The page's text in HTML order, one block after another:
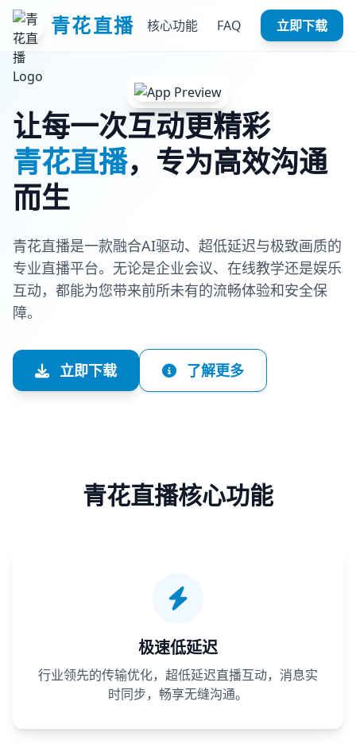
青花直播 核心功能 FAQ 立即下载
让每一次互动更精彩
青花直播，专为高效沟通
而生
青花直播是一款融合AI驱动、超低延迟与极致画质的
专业直播平台。无论是企业会议、在线教学还是娱乐
互动，都能为您带来前所未有的流畅体验和安全保
障。
立即下载 了解更多
青花直播核心功能
极速低延迟
行业领先的传输优化，超低延迟直播互动，消息实
时同步，畅享无缝沟通。